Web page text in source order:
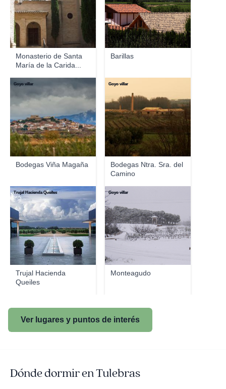
Monasterio de Santa
María de la Carida...
Barillas
Bodegas Viña Magaña
Goyo villar
Bodegas Ntra. Sra. del
Camino
Goyo villar
Trujal Hacienda
Queiles
Trujal Hacienda Queiles
Monteagudo
Goyo villar
Ver lugares y puntos de interés
Dónde dormir en Tulebras